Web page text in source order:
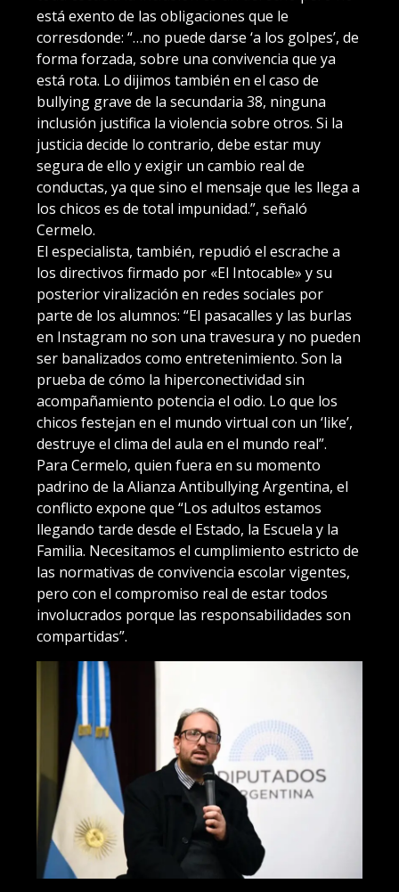
está exento de las obligaciones que le
corresdonde: “…no puede darse ‘a los golpes’, de
forma forzada, sobre una convivencia que ya
está rota. Lo dijimos también en el caso de
bullying grave de la secundaria 38, ninguna
inclusión justifica la violencia sobre otros. Si la
justicia decide lo contrario, debe estar muy
segura de ello y exigir un cambio real de
conductas, ya que sino el mensaje que les llega a
los chicos es de total impunidad.”, señaló
Cermelo.
El especialista, también, repudió el escrache a
los directivos firmado por «El Intocable» y su
posterior viralización en redes sociales por
parte de los alumnos: “El pasacalles y las burlas
en Instagram no son una travesura y no pueden
ser banalizados como entretenimiento. Son la
prueba de cómo la hiperconectividad sin
acompañamiento potencia el odio. Lo que los
chicos festejan en el mundo virtual con un ‘like’,
destruye el clima del aula en el mundo real”.
Para Cermelo, quien fuera en su momento
padrino de la Alianza Antibullying Argentina, el
conflicto expone que “Los adultos estamos
llegando tarde desde el Estado, la Escuela y la
Familia. Necesitamos el cumplimiento estricto de
las normativas de convivencia escolar vigentes,
pero con el compromiso real de estar todos
involucrados porque las responsabilidades son
compartidas”.